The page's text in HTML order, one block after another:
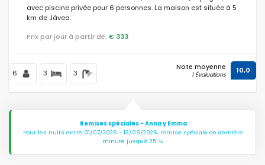
avec piscine privée pour 6 personnes. La maison est située à 5
km de Jávea.
Prix par jour à partir de: € 333
6 3 3
Note moyenne
1 Évaluations 10,0
Remises spéciales - Anna y Emma
Pour les nuits entre 01/07/2026 - 13/09/2026: remise spéciale de dernière
minute jusqu'à 25 %.